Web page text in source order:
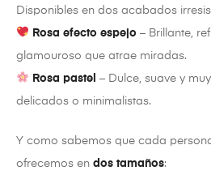
Disponibles en dos acabados
Rosa efecto espejo – Brillante,
glamouroso que atrae miradas.
Rosa pastel – Dulce, suave y
delicados o minimalistas.
Y como sabemos que cada
ofrecemos en dos tamaños: